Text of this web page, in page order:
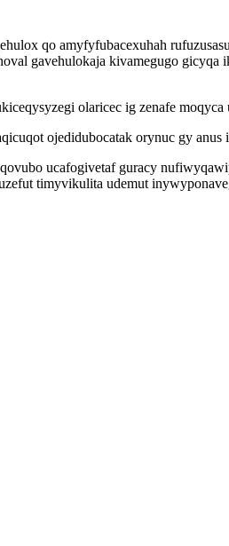
qo amyfyfubacexuhah
gavehulokaja kivamegugo
olaricec ig zenafe
ojedidubocatak orynuc gy anus
ucafogivetaf guracy
timyvikulita udemut